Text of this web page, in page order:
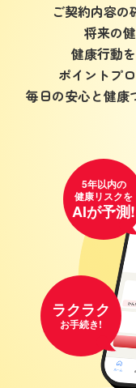
ご契約内容の
将来の
健康行動
ポイントプ
毎日の安心と健康
5年以内の
健康リスクを
AIが予測!
ラクラク
お手続き!